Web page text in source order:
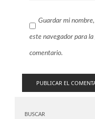
Guardar mi
este navegador para
comentario.
BUSCAR